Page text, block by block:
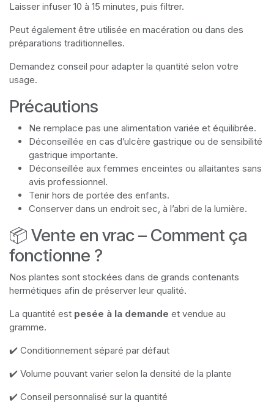
Laisser infuser 10 à 15 minutes, puis filtrer.
Peut également être utilisée en macération ou dans des
préparations traditionnelles.
Demandez conseil pour adapter la quantité selon votre
usage.
Précautions
Ne remplace pas une alimentation variée et équilibrée.
Déconseillée en cas d’ulcère gastrique ou de sensibilité
gastrique importante.
Déconseillée aux femmes enceintes ou allaitantes sans
avis professionnel.
Tenir hors de portée des enfants.
Conserver dans un endroit sec, à l’abri de la lumière.
📦 Vente en vrac – Comment ça
fonctionne ?
Nos plantes sont stockées dans de grands contenants
hermétiques afin de préserver leur qualité.
La quantité est pesée à la demande et vendue au
gramme.
✔️ Conditionnement séparé par défaut
✔️ Volume pouvant varier selon la densité de la plante
✔️ Conseil personnalisé sur la quantité